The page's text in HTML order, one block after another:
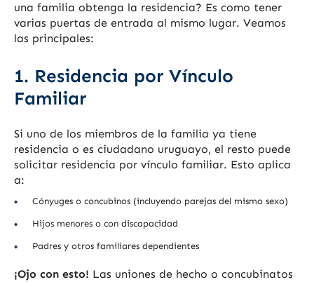
una familia obtenga la residencia? Es como tener
varias puertas de entrada al mismo lugar. Veamos
las principales:
1. Residencia por Vínculo
Familiar
Si uno de los miembros de la familia ya tiene
residencia o es ciudadano uruguayo, el resto puede
solicitar residencia por vínculo familiar. Esto aplica
a:
Cónyuges o concubinos (incluyendo parejas del mismo sexo)
Hijos menores o con discapacidad
Padres y otros familiares dependientes
¡Ojo con esto! Las uniones de hecho o concubinatos